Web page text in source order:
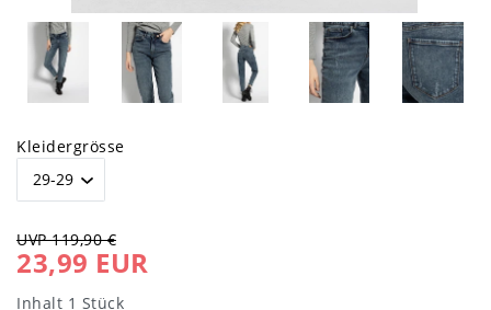
Kleidergrösse
UVP 119,90 €
23,99 EUR
Inhalt 1 Stück